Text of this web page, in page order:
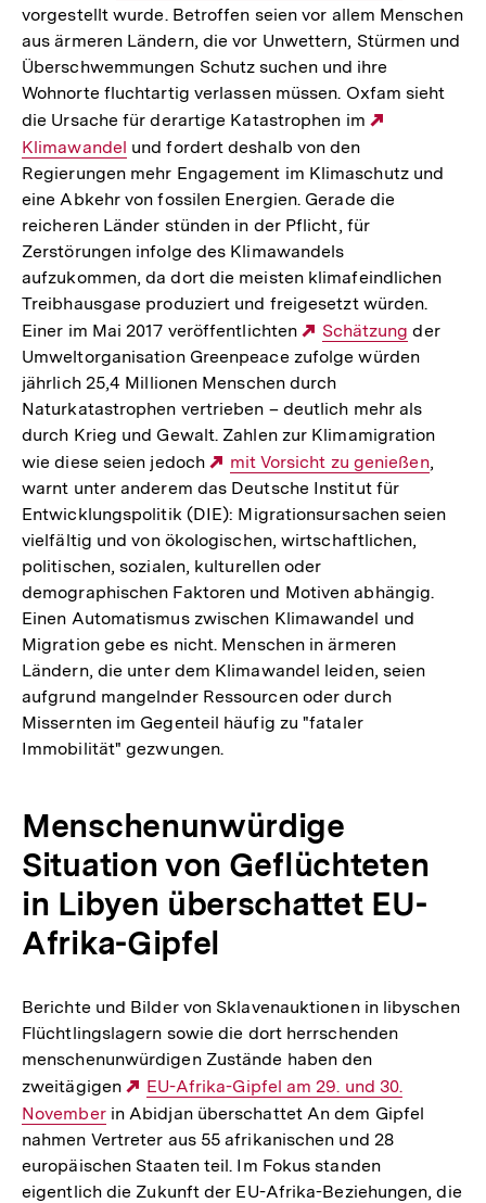
Link:
vorgestellt wurde. Betroffen seien vor allem Menschen
aus ärmeren Ländern, die vor Unwettern, Stürmen und
Überschwemmungen Schutz suchen und ihre
Wohnorte fluchtartig verlassen müssen. Oxfam sieht
die Ursache für derartige Katastrophen im
Klimawandel und fordert deshalb von den
Regierungen mehr Engagement im Klimaschutz und
eine Abkehr von fossilen Energien. Gerade die
reicheren Länder stünden in der Pflicht, für
Zerstörungen infolge des Klimawandels
aufzukommen, da dort die meisten klimafeindlichen
Treibhausgase produziert und freigesetzt würden.
Einer im Mai 2017 veröffentlichten
Externer
Link:
Schätzung der
Umweltorganisation Greenpeace zufolge würden
jährlich 25,4 Millionen Menschen durch
Naturkatastrophen vertrieben – deutlich mehr als
durch Krieg und Gewalt. Zahlen zur Klimamigration
wie diese seien jedoch
Externer
Link:
mit Vorsicht zu genießen,
warnt unter anderem das Deutsche Institut für
Entwicklungspolitik (DIE): Migrationsursachen seien
vielfältig und von ökologischen, wirtschaftlichen,
politischen, sozialen, kulturellen oder
demographischen Faktoren und Motiven abhängig.
Einen Automatismus zwischen Klimawandel und
Migration gebe es nicht. Menschen in ärmeren
Ländern, die unter dem Klimawandel leiden, seien
aufgrund mangelnder Ressourcen oder durch
Missernten im Gegenteil häufig zu "fataler
Immobilität" gezwungen.
Menschenunwürdige
Situation von Geflüchteten
in Libyen überschattet EU-
Afrika-Gipfel
Berichte und Bilder von Sklavenauktionen in libyschen
Flüchtlingslagern sowie die dort herrschenden
menschenunwürdigen Zustände haben den
zweitägigen
Externer
Link:
EU-Afrika-Gipfel am 29. und 30.
Novemberin Abidjan überschattet An dem Gipfel
nahmen Vertreter aus 55 afrikanischen und 28
europäischen Staaten teil. Im Fokus standen
eigentlich die Zukunft der EU-Afrika-Beziehungen, die